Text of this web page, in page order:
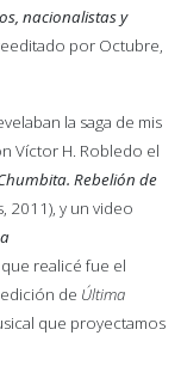
nacionalistas y
por Octubre,
la saga de mis
Víctor H. Robledo el
Rebelión de
2011), y un video
realicé fue el
de Última
que proyectamos